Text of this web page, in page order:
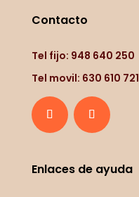
Contacto
Tel fijo: 948 640 250
Tel movil: 630 610 721
Enlaces de ayuda